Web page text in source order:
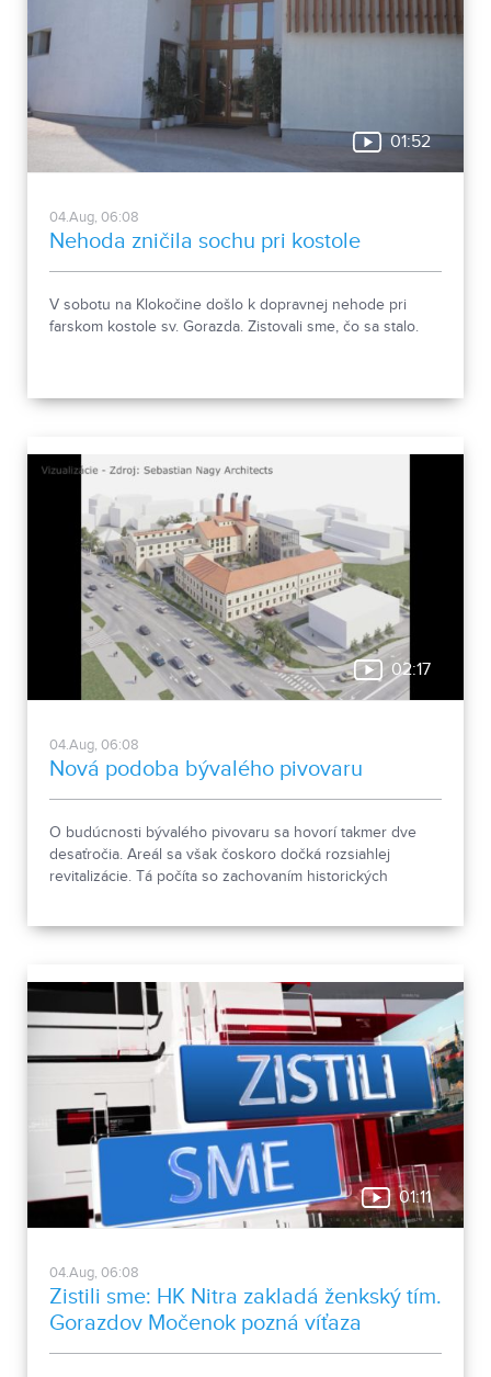
01:52
04.Aug, 06:08
Nehoda zničila sochu pri kostole
V sobotu na Klokočine došlo k dopravnej nehode pri
farskom kostole sv. Gorazda. Zistovali sme, čo sa stalo.
02:17
04.Aug, 06:08
Nová podoba bývalého pivovaru
O budúcnosti bývalého pivovaru sa hovorí takmer dve
desaťročia. Areál sa však čoskoro dočká rozsiahlej
revitalizácie. Tá počíta so zachovaním historických
01:11
04.Aug, 06:08
Zistili sme: HK Nitra zakladá ženkský tím.
Gorazdov Močenok pozná víťaza